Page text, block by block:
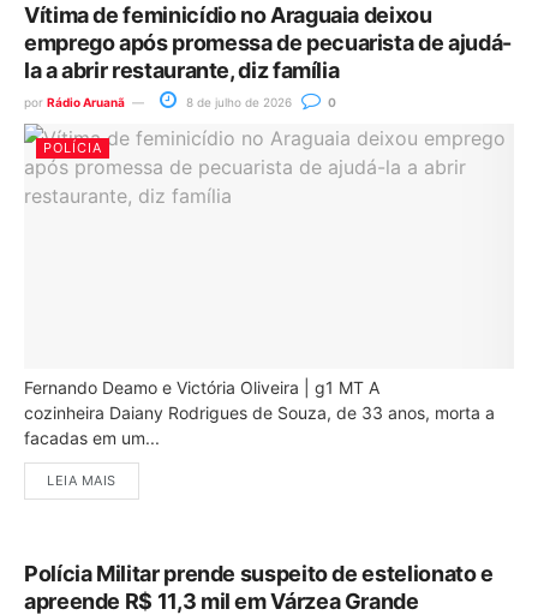
Vítima de feminicídio no Araguaia deixou
emprego após promessa de pecuarista de ajudá-
la a abrir restaurante, diz família
por Rádio Aruanã 8 de julho de 2026 0
POLÍCIA
Fernando Deamo e Victória Oliveira | g1 MT A
cozinheira Daiany Rodrigues de Souza, de 33 anos, morta a
facadas em um...
LEIA MAIS
Polícia Militar prende suspeito de estelionato e
apreende R$ 11,3 mil em Várzea Grande